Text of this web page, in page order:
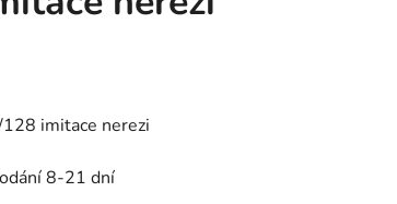
imitace nerezi
8-21 dní